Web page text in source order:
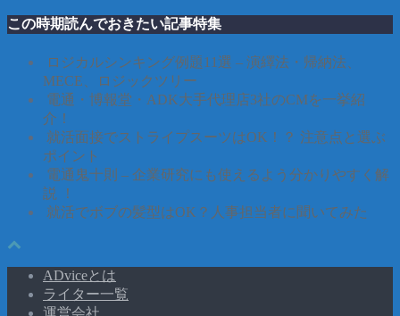
この時期読んでおきたい記事特集
ロジカルシンキング例題11選 – 演繹法・帰納法、
MECE、ロジックツリー
電通・博報堂・ADK大手代理店3社のCMを一挙紹
介！
就活面接でストライプスーツはOK！？ 注意点と選ぶ
ポイント
電通鬼十則 – 企業研究にも使えるよう分かりやすく解
説 ！
就活でボブの髪型はOK？人事担当者に聞いてみた
ADviceとは
ライター一覧
運営会社